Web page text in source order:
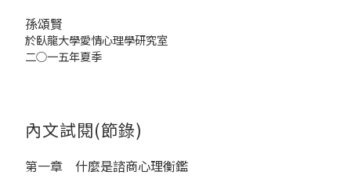
孫頌賢
於臥龍大學愛情心理學研究室
二○一五年夏季
內文試閱(節錄)
第一章 什麼是諮商心理衡鑑